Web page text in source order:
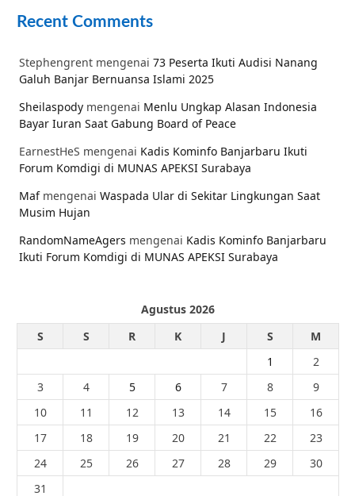
Recent Comments
Stephengrent mengenai 73 Peserta Ikuti Audisi Nanang
Galuh Banjar Bernuansa Islami 2025
Sheilaspody mengenai Menlu Ungkap Alasan Indonesia
Bayar Iuran Saat Gabung Board of Peace
EarnestHeS mengenai Kadis Kominfo Banjarbaru Ikuti
Forum Komdigi di MUNAS APEKSI Surabaya
Mafmengenai Waspada Ular di Sekitar Lingkungan Saat
Musim Hujan
RandomNameAgers mengenai Kadis Kominfo Banjarbaru
Ikuti Forum Komdigi di MUNAS APEKSI Surabaya
Agustus 2026
S
S R K J S
M
1
2
3
4 5 6 7 8
9
10
11 12 13 14 15
16
17
18 19 20 21 22
23
24
25 26 27 28 29
30
31